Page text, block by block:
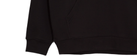
MARQUES
THE EDIT